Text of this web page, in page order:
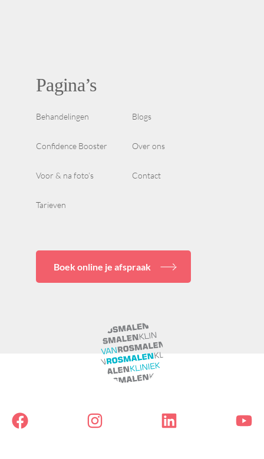
Pagina’s
Behandelingen Blogs
Confidence Booster Over ons
Voor & na foto’s Contact
Tarieven
Boek online je afspraak